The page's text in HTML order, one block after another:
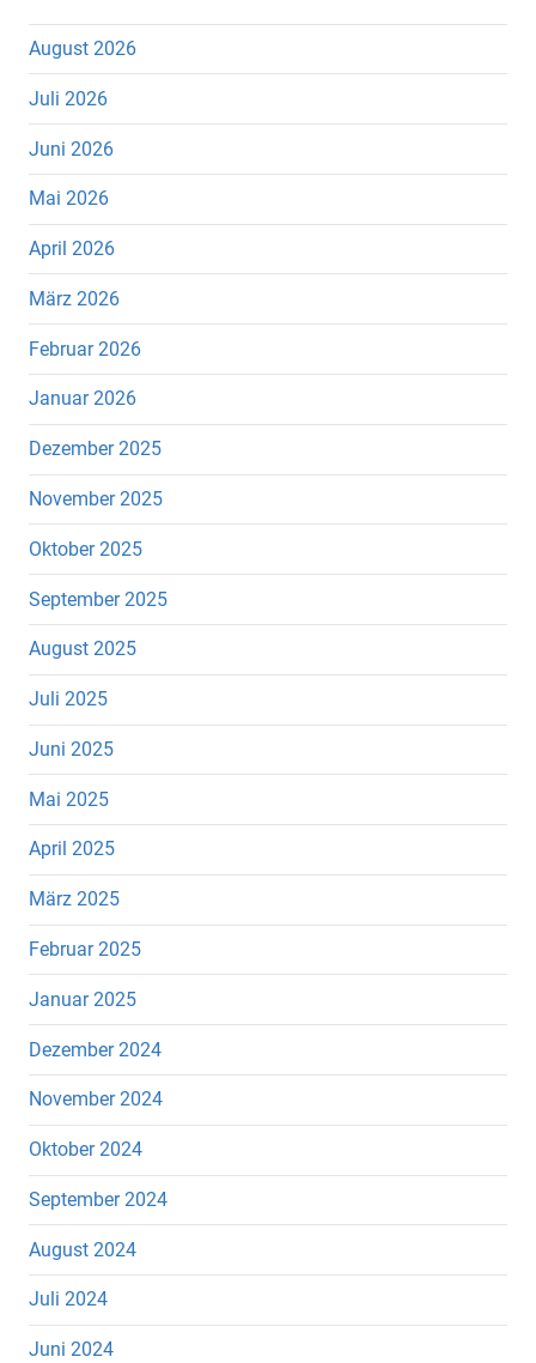
August 2026
Juli 2026
Juni 2026
Mai 2026
April 2026
März 2026
Februar 2026
Januar 2026
Dezember 2025
November 2025
Oktober 2025
September 2025
August 2025
Juli 2025
Juni 2025
Mai 2025
April 2025
März 2025
Februar 2025
Januar 2025
Dezember 2024
November 2024
Oktober 2024
September 2024
August 2024
Juli 2024
Juni 2024